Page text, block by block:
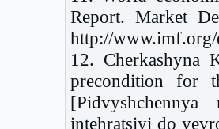
Report. Market
http://
12. Cherkashyna
precondition for
intehratsiyi do